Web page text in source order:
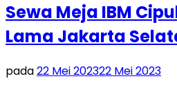
Sewa Meja IBM
Lama Jakarta
pada22 Mei 202322 Mei 2023